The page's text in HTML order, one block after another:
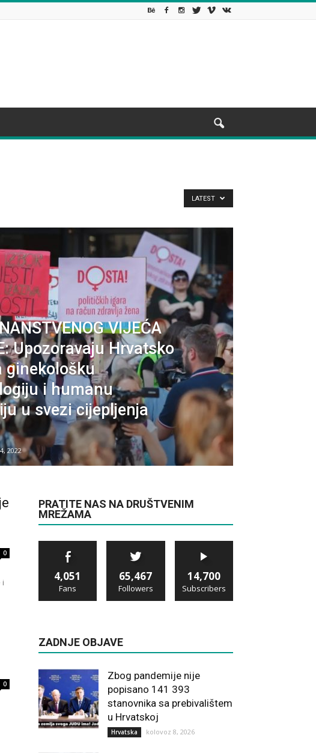
LATEST
VIJEĆA
Upozoravaju Hrvatsko
ginekološku
i humanu
u svezi cijepljenja
2022
0
i
0
PRATITE NAS NA DRUŠTVENIM
MREŽAMA
4,051
Fans
65,467
Followers
14,700
Subscribers
ZADNJE OBJAVE
Zbog pandemije nije
popisano 141 393
stanovnika sa prebivalištem
u Hrvatskoj
Hrvatska kolovoz 8, 2026